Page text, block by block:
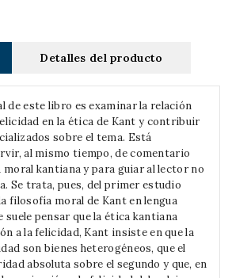
Detalles del producto
de este libro es examinar la relación
en la ética de Kant y contribuir
sobre el tema. Está
al mismo tiempo, de comentario
kantiana y para guiar al lector no
Se trata, pues, del primer estudio
filosofía moral de Kant en lengua
suele pensar que la ética kantiana
a la felicidad, Kant insiste en que la
son bienes heterogéneos, que el
absoluta sobre el segundo y que, en